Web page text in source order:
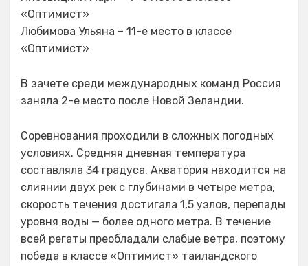
«Оптимист»
Любимова Ульяна – 11-е место в классе
«Оптимист»
В зачете среди международных команд Россия
заняла 2-е место после Новой Зеландии.
Соревнования проходили в сложных погодных
условиях. Средняя дневная температура
составляла 34 градуса. Акватория находится на
слиянии двух рек с глубинами в четыре метра,
скорость течения достигала 1,5 узлов, перепады
уровня воды — более одного метра. В течение
всей регаты преобладали слабые ветра, поэтому
победа в классе «Оптимист» таиландского